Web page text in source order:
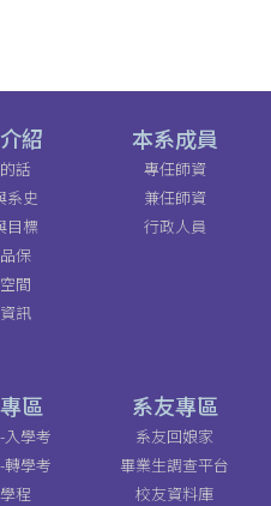
紹
話
系史
目標
保
間
訊
本系成員
專任師資
兼任師資
行政人員
區
學考
學考
程
系友專區
系友回娘家
畢業生調查平台
校友資料庫